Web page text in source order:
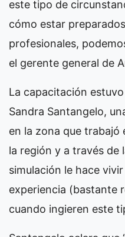
este tipo de
cómo estar
profesionales,
el gerente general de
La capacitación
Sandra Santangelo,
en la zona que trabajó
la región y a través de
simulación le hace
experiencia (bastante
cuando ingieren este